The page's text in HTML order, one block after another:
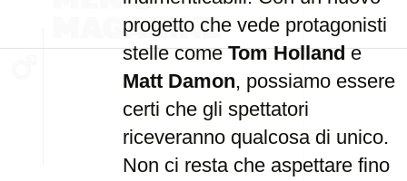
progetto che vede protagonisti
stelle comeTom Hollande
Matt Damon, possiamo essere
certi che gli spettatori
riceveranno qualcosa di unico.
Non ci resta che aspettare fino